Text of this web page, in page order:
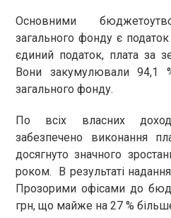
Основними
загального фонду є
єдиний податок, плата за
Вони закумулювали 94,1
загального фонду.
По всіх власних
забезпечено виконання
досягнуто значного
роком. В результаті
Прозорими офісами до
грн, що майже на 27 %